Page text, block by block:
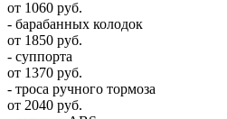
от 1060 руб.
- барабанных колодок
от 1850 руб.
- суппорта
от 1370 руб.
- троса ручного тормоза
от 2040 руб.